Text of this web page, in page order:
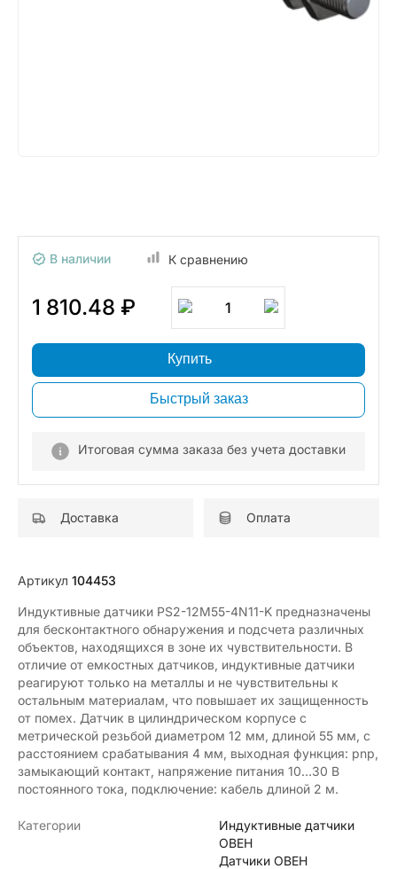
В наличии К сравнению
1 810.48 ₽ 1
Купить
Быстрый заказ
Итоговая сумма заказа без учета доставки
Доставка Оплата
Артикул 104453
Индуктивные датчики PS2-12M55-4N11-K предназначены
для бесконтактного обнаружения и подсчета различных
объектов, находящихся в зоне их чувствительности. В
отличие от емкостных датчиков, индуктивные датчики
реагируют только на металлы и не чувствительны к
остальным материалам, что повышает их защищенность
от помех. Датчик в цилиндрическом корпусе с
метрической резьбой диаметром 12 мм, длиной 55 мм, с
расстоянием срабатывания 4 мм, выходная функция: pnp,
замыкающий контакт, напряжение питания 10…30 В
постоянного тока, подключение: кабель длиной 2 м.
Категории
Индуктивные датчики
ОВЕН
Датчики ОВЕН